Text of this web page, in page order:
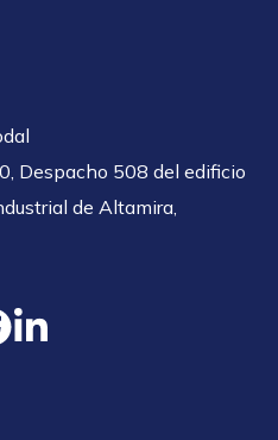
Despacho 508 del edificio
de Altamira,